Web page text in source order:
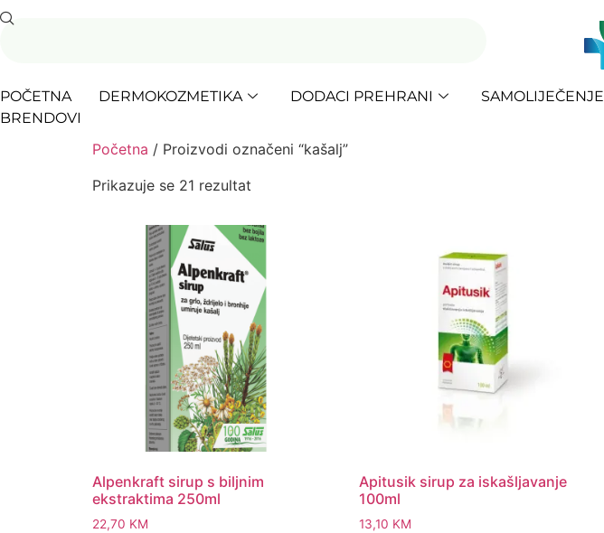
POČETNA DERMOKOZMETIKA DODACI PREHRANI SAMOLIJEČENJE
BRENDOVI
Početna / Proizvodi označeni “kašalj”
Prikazuje se 21 rezultat
Alpenkraft sirup s biljnim
ekstraktima 250ml
22,70 KM
Apitusik sirup za iskašljavanje
100ml
13,10 KM